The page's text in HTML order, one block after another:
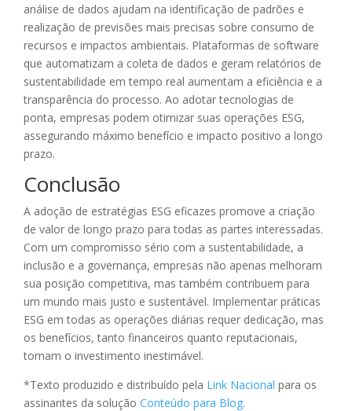
análise de dados ajudam na identificação de padrões e
realização de previsões mais precisas sobre consumo de
recursos e impactos ambientais. Plataformas de software
que automatizam a coleta de dados e geram relatórios de
sustentabilidade em tempo real aumentam a eficiência e a
transparência do processo. Ao adotar tecnologias de
ponta, empresas podem otimizar suas operações ESG,
assegurando máximo benefício e impacto positivo a longo
prazo.
Conclusão
A adoção de estratégias ESG eficazes promove a criação
de valor de longo prazo para todas as partes interessadas.
Com um compromisso sério com a sustentabilidade, a
inclusão e a governança, empresas não apenas melhoram
sua posição competitiva, mas também contribuem para
um mundo mais justo e sustentável. Implementar práticas
ESG em todas as operações diárias requer dedicação, mas
os benefícios, tanto financeiros quanto reputacionais,
tornam o investimento inestimável.
*Texto produzido e distribuído pela Link Nacional para os
assinantes da solução Conteúdo para Blog.